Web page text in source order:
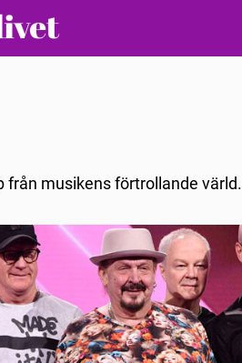
från musikens förtrollande värld.